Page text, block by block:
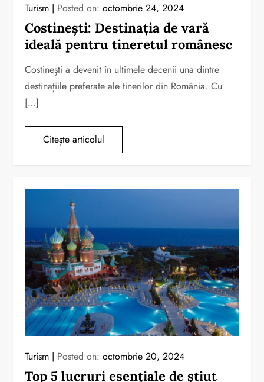
Turism Posted on:octombrie 24, 2024
Costinești: Destinația de vară
ideală pentru tineretul românesc
Costinești a devenit în ultimele decenii una dintre
destinațiile preferate ale tinerilor din România. Cu
[…]
Citește articolul
Turism Posted on:octombrie 20, 2024
Top 5 lucruri esențiale de știut